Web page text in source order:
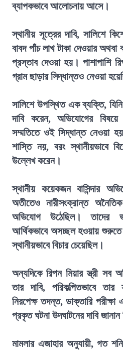
ব্যাপকভাবে আলোচনায় আসে।
স্থানীয় সূত্রের দাবি, সালিশে
বাবদ পাঁচ লাখ টাকা দেওয়ার
প্রস্তাব দেওয়া হয়। পাশাপাশি
গ্রাম ছাড়ার সিদ্ধান্তও নেওয়া
সালিশে উপস্থিত এক ব্যক্তি,
দাবি করেন, অভিযোগের
সম্মতিতে ওই সিদ্ধান্ত নেওয়া
শাস্তি নয়, বরং স্থানীয়ভাবে
উল্লেখ করেন।
স্থানীয় কয়েকজন বাসিন্দার
অতীতেও নারীসংক্রান্ত
অভিযোগ উঠেছিল। তাদের
আর্থিকভাবে অসচ্ছল হওয়ায়
স্থানীয়ভাবে বিচার চেয়েছিল।
অন্যদিকে রিপন মিয়ার স্ত্রী সব
তার দাবি, পরিকল্পিতভাবে
নিরপেক্ষ তদন্ত, ডাক্তারি পরীক্ষা
প্রকৃত ঘটনা উদঘাটনের দাবি জানান
মামলার এজাহার অনুযায়ী, গত